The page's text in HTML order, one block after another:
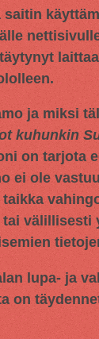
ja miksi
kuhunkin
on tarjota
ei ole
välillisesti
lupa- ja
on